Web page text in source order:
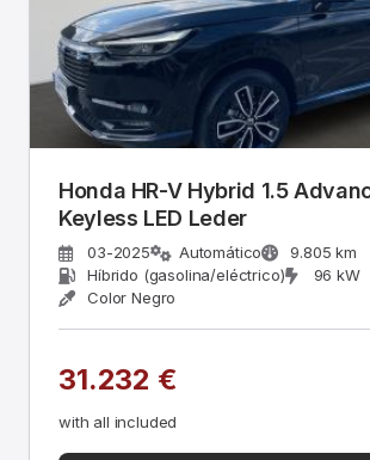
Honda HR-V Hybrid 1.5
Keyless LED Leder
03-2025 Automático
9.805 km
Híbrido (gasolina/eléctrico)
96 kW
Color Negro
31.232 €
with all included